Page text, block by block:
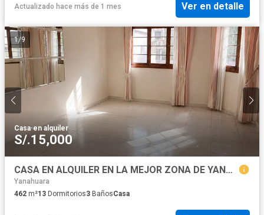
Actualizado hace más de 1 mes Ver en detalle
1/9
Casa·en alquiler
S/.15,000
CASA EN ALQUILER EN LA MEJOR ZONA DE YANAHUARA – 462 m²
Yanahuara
462 m²13 Dormitorios3 BañosCasa